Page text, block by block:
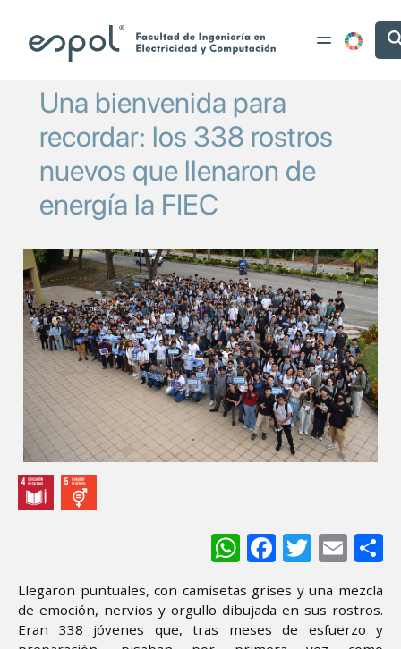
Una bienvenida para
recordar: los 338 rostros
nuevos que llenaron de
energía la FIEC
Image
WhatsApp
Facebook
Twitter
Llegaron puntuales, con camisetas grises y una mezcla
de emoción, nervios y orgullo dibujada en sus rostros.
Eran 338 jóvenes que, tras meses de esfuerzo y